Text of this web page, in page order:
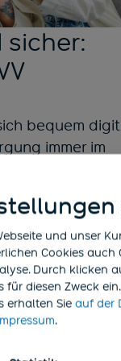
sicher:
bequem
immer im
und unser
Cookies auch
Durch klicken
für diesen Zweck
erhalten Sie auf der
.